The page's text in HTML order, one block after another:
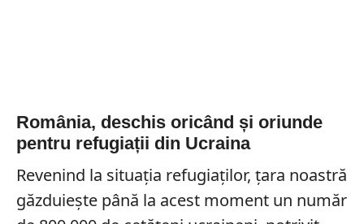
România, deschis oricând și oriunde
pentru refugiații din Ucraina
Revenind la situația refugiaților, țara noastră
găzduiește până la acest moment un număr